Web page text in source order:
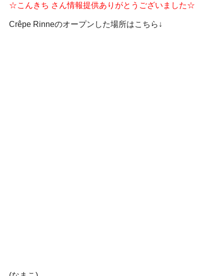
☆こんきち さん情報提供ありがとうございました☆
Crêpe Rinneのオープンした場所はこちら↓